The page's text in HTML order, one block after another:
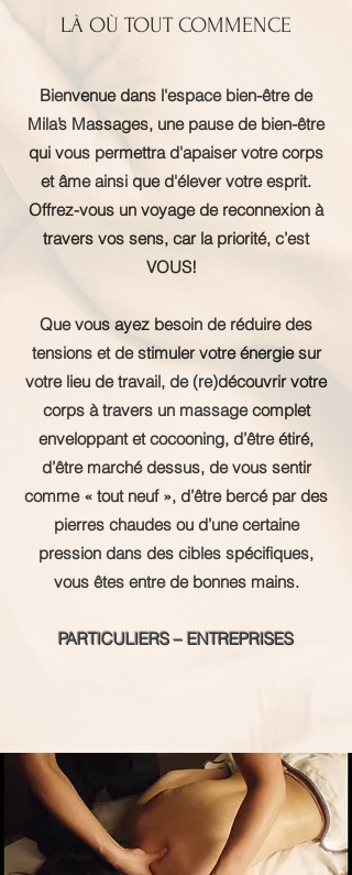
LÀ OÙ TOUT COMMENCE
Bienvenue dans l'espace bien-être de
Mila’s Massages, une pause de bien-être
qui vous permettra d'apaiser votre corps
et âme ainsi que d'élever votre esprit.
Offrez-vous un voyage de reconnexion à
travers vos sens, car la priorité, c’est
VOUS!
Que vous ayez besoin de réduire des
tensions et de stimuler votre énergie sur
votre lieu de travail, de (re)découvrir votre
corps à travers un massage complet
enveloppant et cocooning, d’être étiré,
d’être marché dessus, de vous sentir
comme « tout neuf », d’être bercé par des
pierres chaudes ou d’une certaine
pression dans des cibles spécifiques,
vous êtes entre de bonnes mains.
PARTICULIERS – ENTREPRISES